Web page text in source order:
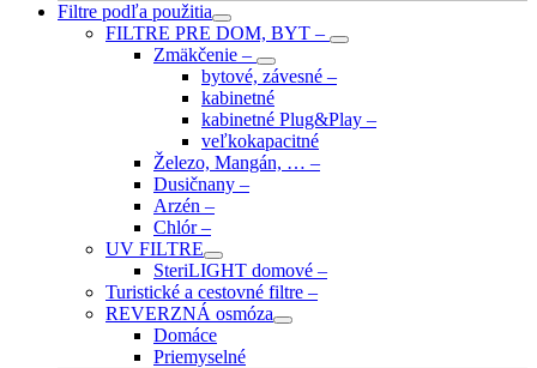
Filtre podľa použitia
FILTRE PRE DOM, BYT –
Zmäkčenie –
bytové, závesné –
kabinetné
kabinetné Plug&Play –
veľkokapacitné
Železo, Mangán, … –
Dusičnany –
Arzén –
Chlór–
UV FILTRE
SteriLIGHT domové –
Turistické a cestovné filtre –
REVERZNÁ osmóza
Domáce
Priemyselné